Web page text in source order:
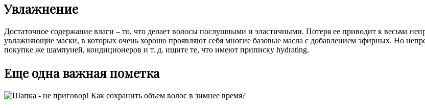
Увлажнение
Достаточное содержание влаги – то, что делает волосы послушными и эластичными. Потеря ее приводит к весьма
увлажняющие маски, в которых очень хорошо проявляют себя многие базовые масла с добавлением эфирных. Но
покупке же шампуней, кондиционеров и т. д. ищите те, что имеют приписку hydrating.
Еще одна важная пометка